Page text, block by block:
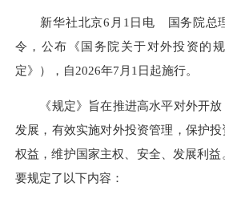
新华社北京6月1日电 国务院总理
令，公布《国务院关于对外投资的
定》），自2026年7月1日起施行。
《规定》旨在推进高水平对外开放
发展，有效实施对外投资管理，保护
权益，维护国家主权、安全、发展利
要规定了以下内容：